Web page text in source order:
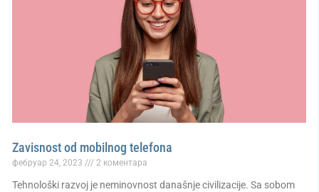
Zavisnost od mobilnog telefona
фебруар 24, 2023 2 коментара
Tehnološki razvoj je neminovnost današnje civilizacije. Sa sobom